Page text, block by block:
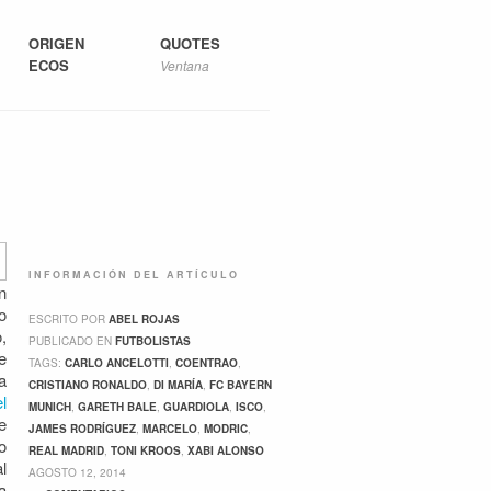
ORIGEN
ECOS
QUOTES
Ventana
INFORMACIÓN DEL ARTÍCULO
ESCRITO POR ABEL ROJAS
PUBLICADO EN FUTBOLISTAS
TAGS: CARLO ANCELOTTI, COENTRAO,
CRISTIANO RONALDO, DI MARÍA, FC BAYERN
MUNICH, GARETH BALE, GUARDIOLA, ISCO,
JAMES RODRÍGUEZ, MARCELO, MODRIC,
REAL MADRID, TONI KROOS, XABI ALONSO
AGOSTO 12, 2014